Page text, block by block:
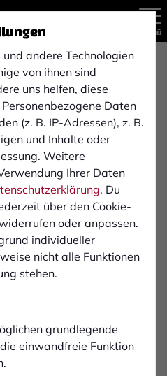
andere Technologien
von ihnen sind
uns helfen, diese
Daten
(z. B. IP-Adressen), z. B.
und Inhalte oder
Weitere
Ihrer Daten
. Du
über den Cookie-
oder anpassen.
individueller
nicht alle Funktionen
stehen.
grundlegende
einwandfreie Funktion
Menü
, 4. Spieltag
1. FC Bocholt 1900 e. V.
1. Mannschaft
Aufstellung